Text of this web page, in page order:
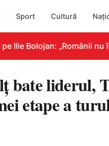
Sport Cultură
Ilie Bolojan: „Românii nu
bate liderul,
etape a